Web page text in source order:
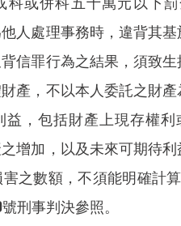
人處理事務時，違背其
信罪行為之結果，須致
產，不以本人委託之財
益，包括財產上現存權
增加，以及未來可期待
之數額，不須能明確計
刑事判決參照。